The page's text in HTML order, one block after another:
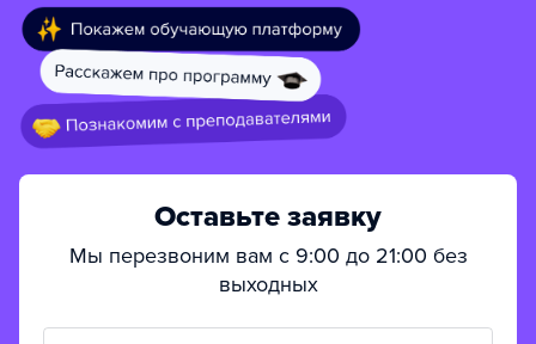
Оставьте заявку
Мы перезвоним вам с 9:00 до 21:00 без
выходных